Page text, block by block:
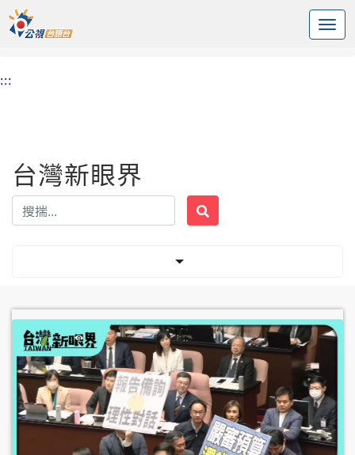
中央內容區塊
頭頁
:::
台灣新眼界